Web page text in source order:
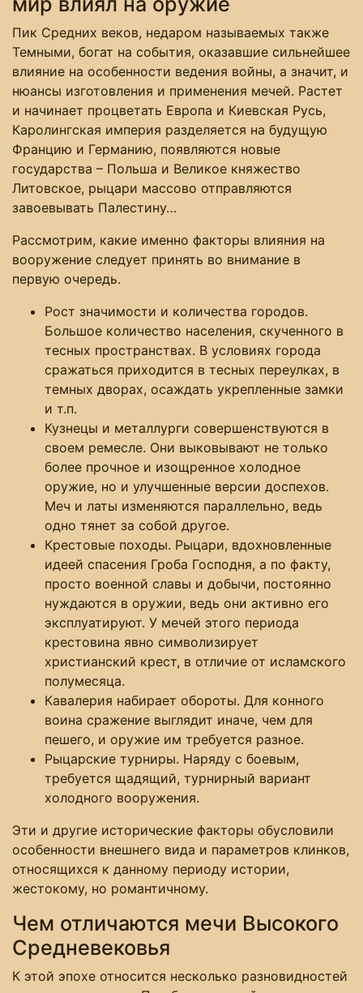
Пик Средних веков, недаром называемых также
Темными, богат на события, оказавшие сильнейшее
влияние на особенности ведения войны, а значит, и
нюансы изготовления и применения мечей. Растет
и начинает процветать Европа и Киевская Русь,
Каролингская империя разделяется на будущую
Францию и Германию, появляются новые
государства – Польша и Великое княжество
Литовское, рыцари массово отправляются
завоевывать Палестину…
Рассмотрим, какие именно факторы влияния на
вооружение следует принять во внимание в
первую очередь.
Рост значимости и количества городов.
Большое количество населения, скученного в
тесных пространствах. В условиях города
сражаться приходится в тесных переулках, в
темных дворах, осаждать укрепленные замки
и т.п.
Кузнецы и металлурги совершенствуются в
своем ремесле. Они выковывают не только
более прочное и изощренное холодное
оружие, но и улучшенные версии доспехов.
Меч и латы изменяются параллельно, ведь
одно тянет за собой другое.
Крестовые походы. Рыцари, вдохновленные
идеей спасения Гроба Господня, а по факту,
просто военной славы и добычи, постоянно
нуждаются в оружии, ведь они активно его
эксплуатируют. У мечей этого периода
крестовина явно символизирует
христианский крест, в отличие от исламского
полумесяца.
Кавалерия набирает обороты. Для конного
воина сражение выглядит иначе, чем для
пешего, и оружие им требуется разное.
Рыцарские турниры. Наряду с боевым,
требуется щадящий, турнирный вариант
холодного вооружения.
Эти и другие исторические факторы обусловили
особенности внешнего вида и параметров клинков,
относящихся к данному периоду истории,
жестокому, но романтичному.
Чем отличаются мечи Высокого
Средневековья
К этой эпохе относится несколько разновидностей